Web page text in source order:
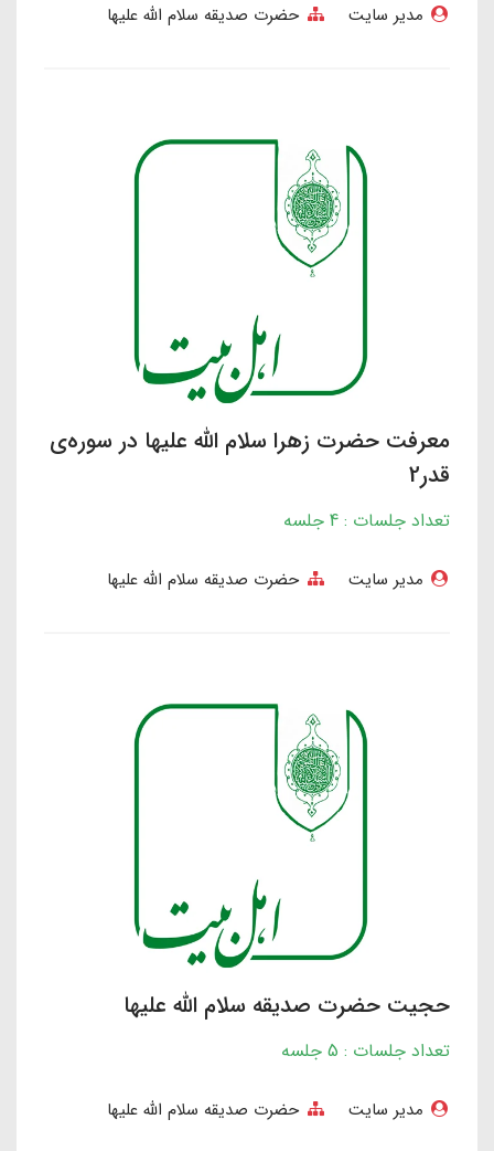
مدیر سایت حضرت صدیقه سلام الله علیها
معرفت حضرت زهرا سلام الله علیها در سوره‌ی
قدر2
تعداد جلسات : 4 جلسه
مدیر سایت حضرت صدیقه سلام الله علیها
حجیت حضرت صدیقه سلام الله علیها
تعداد جلسات : 5 جلسه
مدیر سایت حضرت صدیقه سلام الله علیها